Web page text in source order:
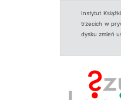
Instytut
trzecich w
dysku zmień